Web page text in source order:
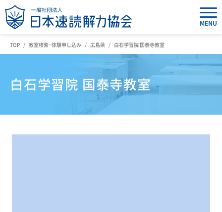
MENU
TOP 教室検索・体験申し込み 広島県 白石学習院 国泰寺教室
白石学習院 国泰寺教室